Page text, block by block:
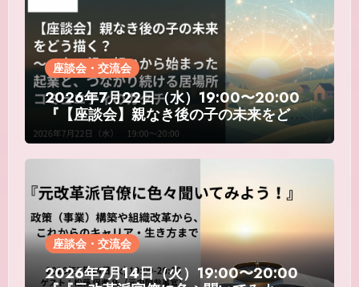
座談会・交流会
2026年7月22日（水）19:00〜20:00
『【座談会】親なき後の子の未来をどう
描く？～一人の親の想いから始まった起
業と、つながり続ける居場所コミュニテ
ィのカタチ』
座談会・交流会
2026年7月14日（火）19:00〜20:00